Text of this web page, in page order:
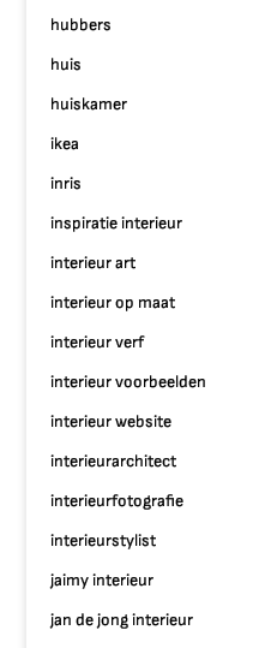
hubbers
huis
huiskamer
ikea
inris
inspiratie interieur
interieur art
interieur op maat
interieur verf
interieur voorbeelden
interieur website
interieurarchitect
interieurfotografie
interieurstylist
jaimy interieur
jan de jong interieur